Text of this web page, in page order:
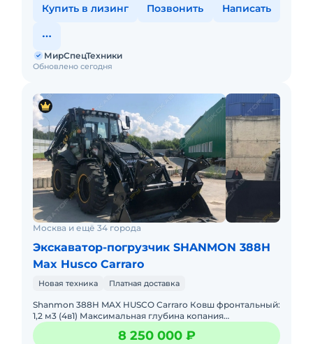
Купить в лизинг Позвонить Написать
Обновлено сегодня
МирСпецТехники
Москва и ещё 34 города
Экскаватор-погрузчик SHANMON 388H
Max Husco Carraro
Новая техника Платная доставка
Shanmon 388H MAX HUSCO Carraro Ковш фронтальный:
1,2 м3 (4в1) Максимальная глубина копания
(телескопическая стрела): 4970 мм. Мощный
двигатель: Yuichai 81кВт8 250 000 ₽